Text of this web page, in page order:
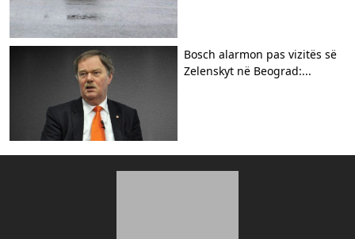
Bosch alarmon pas vizitës së
Zelenskyt në Beograd:...